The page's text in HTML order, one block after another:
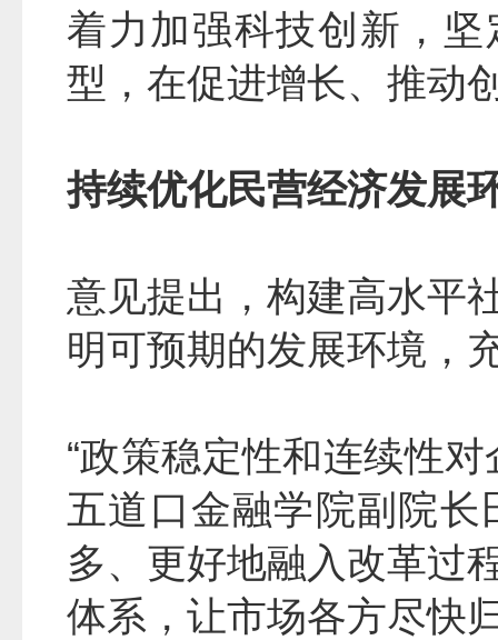
着力加强科技创新，
型，在促进增长、推动
持续优化民营经济发展
意见提出，构建高水平
明可预期的发展环境，
“政策稳定性和连续性
五道口金融学院副院
多、更好地融入改革过
体系，让市场各方尽快